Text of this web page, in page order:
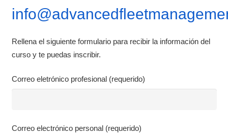
Rellena el siguiente formulario para recibir la información del
curso y te puedas inscribir.
Correo eletrónico profesional (requerido)
Correo electrónico personal (requerido)